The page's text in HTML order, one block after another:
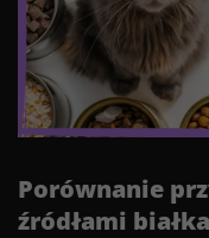
Porównanie
źródłami